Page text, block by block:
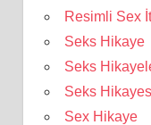
Resimli Sex
Seks Hikaye
Seks
Seks
Sex Hikaye